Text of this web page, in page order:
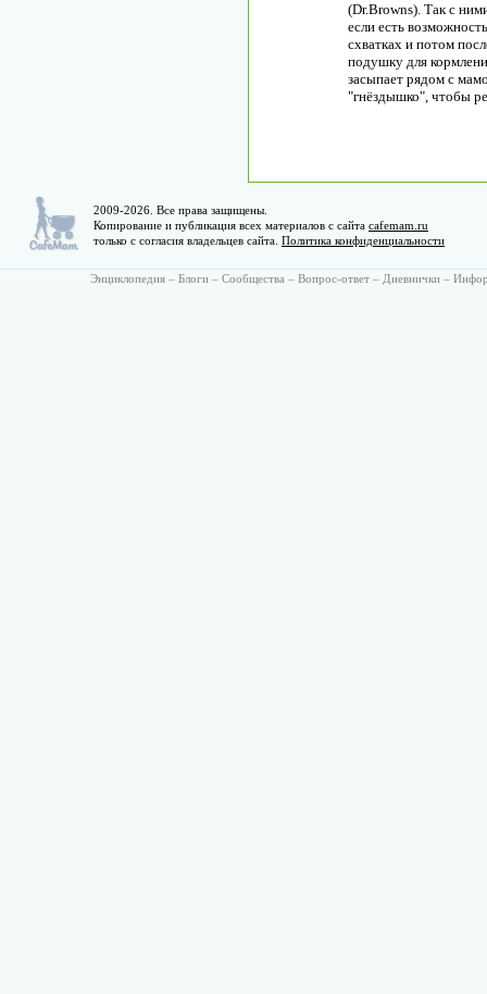
(Dr.Browns). Так с
если есть
схватках и потом
подушку для
засыпает рядом с
"гнёздышко", чтобы
2009-2026. Все права защищены.
Копирование и публикация всех материалов с сайта cafemam.ru
только с согласия владельцев сайта. Политика конфиденциальности
Энциклопедия – Блоги – Сообщества – Вопрос-ответ – Дневнички –